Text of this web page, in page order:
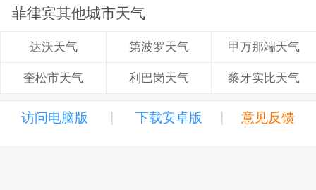
菲律宾其他城市天气
达沃天气 第波罗天气 甲万那端天气
奎松市天气 利巴岗天气 黎牙实比天气
访问电脑版 | 下载安卓版 | 意见反馈